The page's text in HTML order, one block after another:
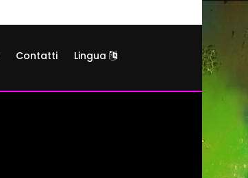
Contatti Lingua